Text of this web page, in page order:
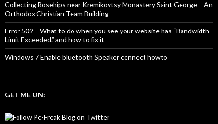
Collecting Rosehips near Kremikovtsy Monastery Saint George – An
Orthodox Christian Team Building
Error 509 – What to do when you see your website has “Bandwidth
Limit Exceeded.” and how to fix it
Windows 7 Enable bluetooth Speaker connect howto
GET ME ON: